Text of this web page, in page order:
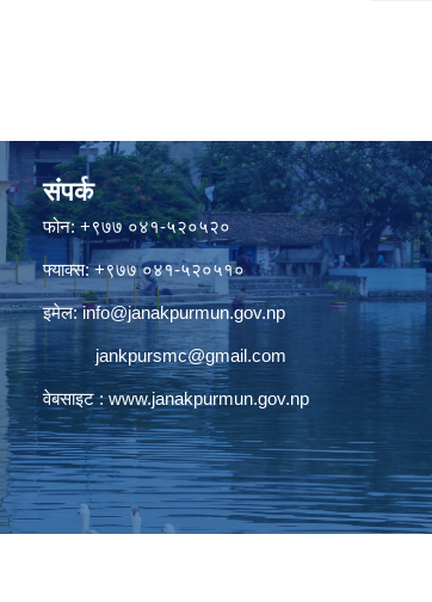
संपर्क
फोन: +९७७ ०४१-५२०५२०
फ्याक्स: +९७७ ०४१-५२०५१०
इमेल:info@janakpurmun.gov.np
jankpursmc@gmail.com
वेबसाइट :www.janakpurmun.gov.np